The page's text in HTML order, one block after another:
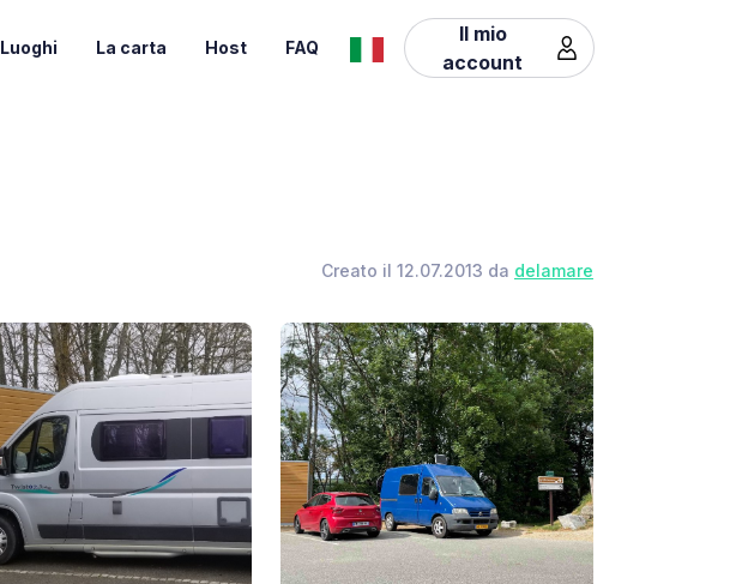
Luoghi La carta Host FAQ
Il mio
account
Creato il 12.07.2013 da delamare